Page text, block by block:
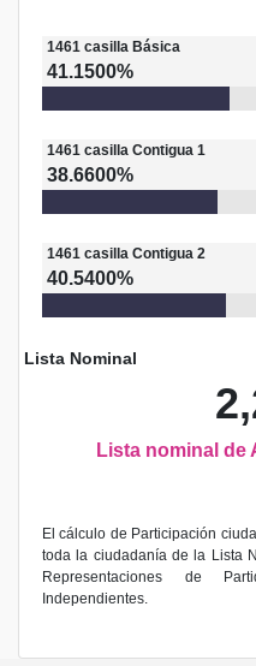
1461 casilla Básica
41.1500%
1461 casilla Contigua 1
38.6600%
1461 casilla Contigua 2
40.5400%
Lista Nominal
Lista nominal de
El cálculo de Participación
toda la ciudadanía de la Lista
Representaciones de
Independientes.